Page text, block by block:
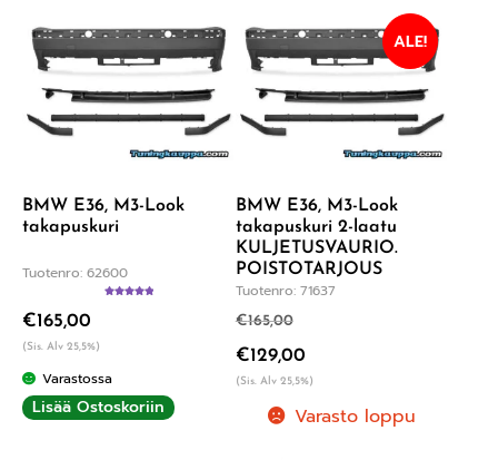
BMW E36, M3-Look
takapuskuri
Tuotenro: 62600
€165,00
(Sis. Alv 25,5%)
Varastossa
Lisää Ostoskoriin
BMW E36, M3-Look
takapuskuri 2-laatu
KULJETUSVAURIO.
POISTOTARJOUS
Tuotenro: 71637
ALE!
€165,00
€129,00
(Sis. Alv 25,5%)
Varasto loppu